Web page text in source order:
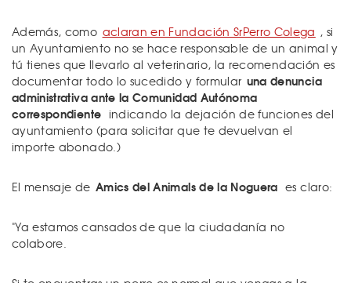
Además, como aclaran en Fundación SrPerro Colega , si
un Ayuntamiento no se hace responsable de un animal y
tú tienes que llevarlo al veterinario, la recomendación es
documentar todo lo sucedido y formular una denuncia
administrativa ante la Comunidad Autónoma
correspondiente indicando la dejación de funciones del
ayuntamiento (para solicitar que te devuelvan el
importe abonado.)
El mensaje de Amics del Animals de la Noguera es claro:
"Ya estamos cansados de que la ciudadanía no
colabore.